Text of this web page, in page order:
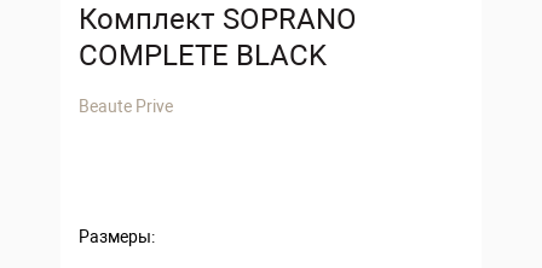
Комплект SOPRANO
COMPLETE BLACK
Beaute Prive
Размеры: